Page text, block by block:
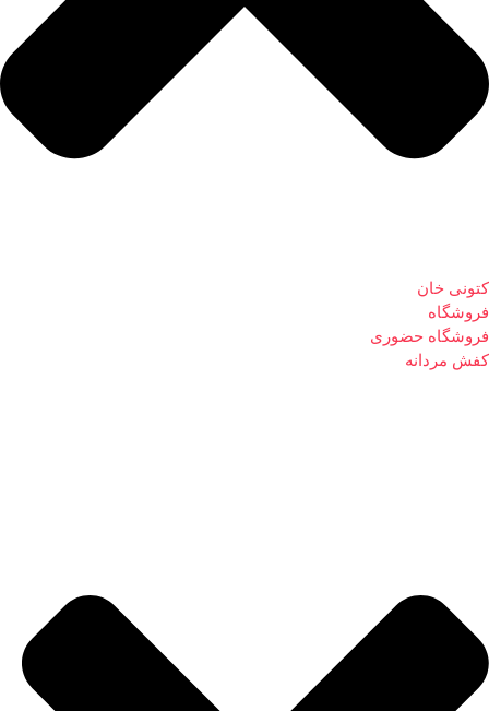
کتونی خان
فروشگاه
فروشگاه حضوری
کفش مردانه